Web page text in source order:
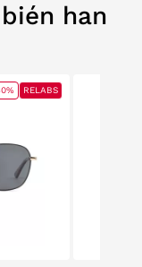
han
RELABS